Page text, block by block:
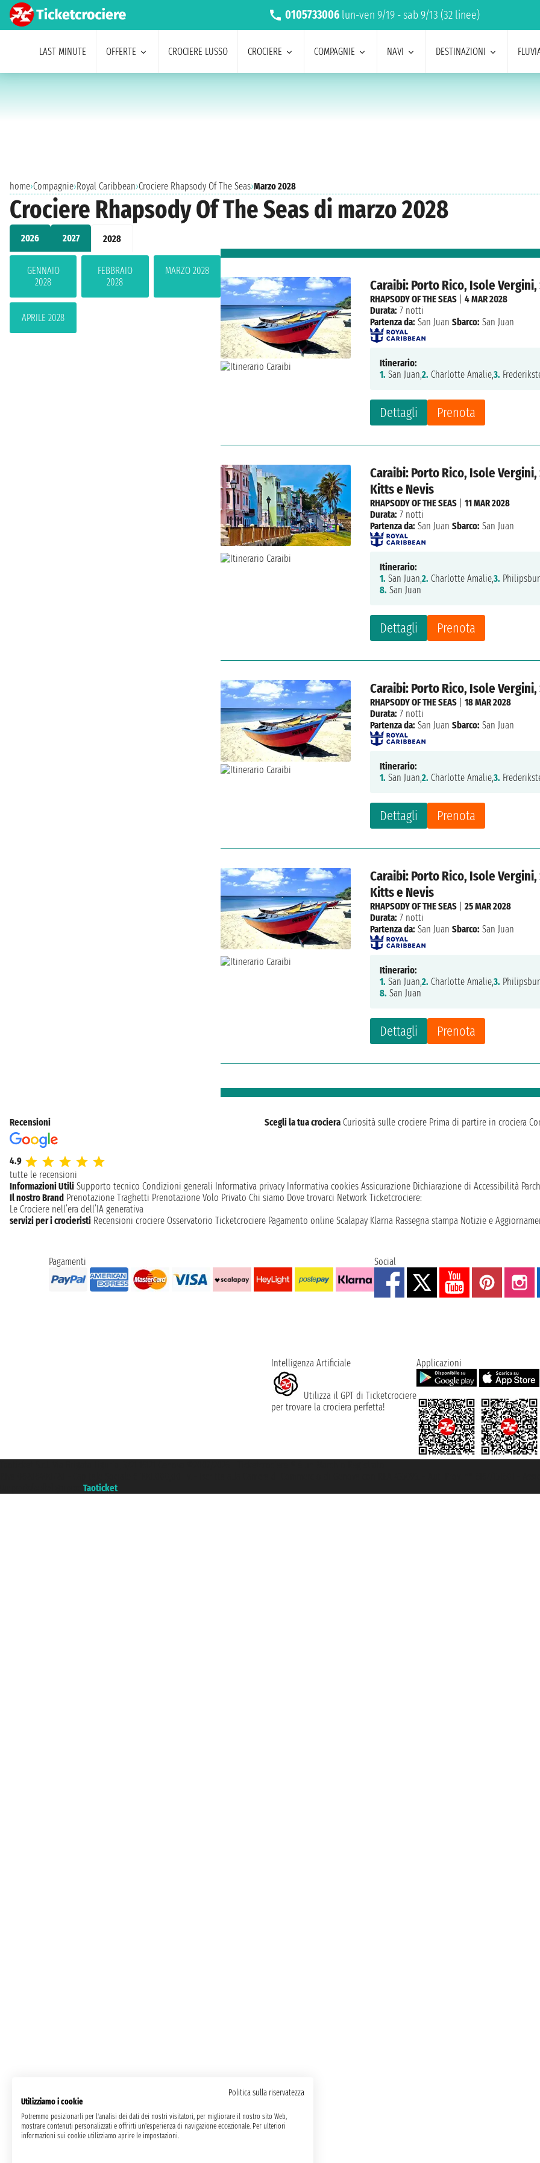
0105733006 lun-ven 9/19 - sab 9/13 (32 linee)
LAST MINUTE OFFERTE CROCIERE LUSSO CROCIERE COMPAGNIE NAVI DESTINAZIONI
home›Compagnie›Royal Caribbean›Crociere Rhapsody Of The Seas›Marzo 2028
Crociere Rhapsody Of The Seas di marzo 2028
2026 2027 2028
GENNAIO
2028
FEBBRAIO
2028
MARZO 2028
APRILE 2028
Caraibi: Porto Rico, Isole
Dettagli Prenota
RHAPSODY OF THE SEAS |4 MAR 2028
Durata: 7 notti
Partenza da: San Juan Sbarco: San Juan
Itinerario:
1. San Juan,2. Charlotte Amalie,3.
Caraibi: Porto Rico, Isole
Kitts e Nevis
Dettagli Prenota
RHAPSODY OF THE SEAS |11 MAR 2028
Durata: 7 notti
Partenza da: San Juan Sbarco: San Juan
Itinerario:
1. San Juan,2. Charlotte Amalie,3.
8. San Juan
Caraibi: Porto Rico, Isole
Dettagli Prenota
RHAPSODY OF THE SEAS |18 MAR 2028
Durata: 7 notti
Partenza da: San Juan Sbarco: San Juan
Itinerario:
1. San Juan,2. Charlotte Amalie,3.
Caraibi: Porto Rico, Isole
Kitts e Nevis
Dettagli Prenota
RHAPSODY OF THE SEAS |25 MAR 2028
Durata: 7 notti
Partenza da: San Juan Sbarco: San Juan
Itinerario:
1. San Juan,2. Charlotte Amalie,3.
8. San Juan
Recensioni
4.9
tutte le recensioni
Scegli la tua crociera Curiosità sulle crociere Prima di partire in crociera
Informazioni Utili Supporto tecnico Condizioni generali Informativa privacy Informativa cookies Assicurazione Dichiarazione di Accessibilità
Il nostro Brand Prenotazione Traghetti Prenotazione Volo Privato Chi siamo Dove trovarci Network Ticketcrociere:
Le Crociere nell’era dell’IA generativa
servizi per i crocieristi Recensioni crociere Osservatorio Ticketcrociere Pagamento online Scalapay Klarna Rassegna stampa Notizie e
Pagamenti Social
Intelligenza Artificiale
Utilizza il GPT di Ticketcrociere
per trovare la crociera perfetta!
Applicazioni
Taoticket
Politica sulla riservatezza
Utilizziamo i cookie
Potremmo posizionarli per l'analisi dei dati dei nostri visitatori, per migliorare il nostro sito Web,
mostrare contenuti personalizzati e offrirti un'esperienza di navigazione eccezionale. Per ulteriori
informazioni sui cookie utilizziamo aprire le impostazioni.